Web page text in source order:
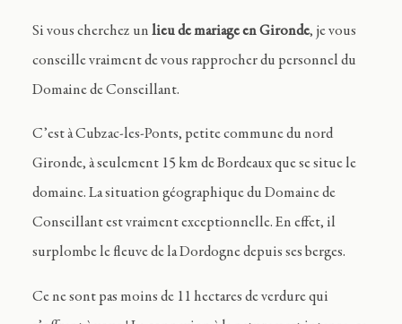
Si vous cherchez un lieu de mariage en Gironde, je vous
conseille vraiment de vous rapprocher du personnel du
Domaine de Conseillant.
C’est à Cubzac-les-Ponts, petite commune du nord
Gironde, à seulement 15 km de Bordeaux que se situe le
domaine. La situation géographique du Domaine de
Conseillant est vraiment exceptionnelle. En effet, il
surplombe le fleuve de la Dordogne depuis ses berges.
Ce ne sont pas moins de 11 hectares de verdure qui